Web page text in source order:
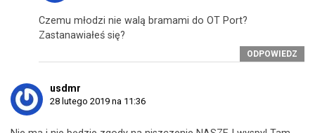
Czemu młodzi nie walą bramami do OT Port?
Zastanawiałeś się?
ODPOWIEDZ
usdmr
28 lutego 2019 na 11:36